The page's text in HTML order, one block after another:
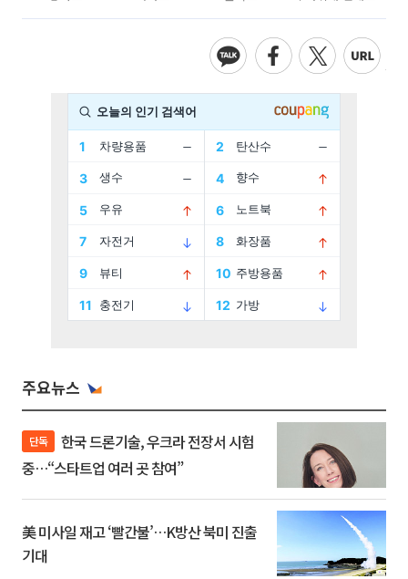
주요뉴스
단독
중…“스타트업 여러 곳 참여”
美 미사일 재고 ‘빨간불’…K방산 북미 진출
기대